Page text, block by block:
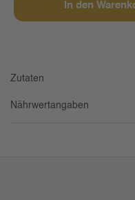
In den
Zutaten
Nährwertangaben